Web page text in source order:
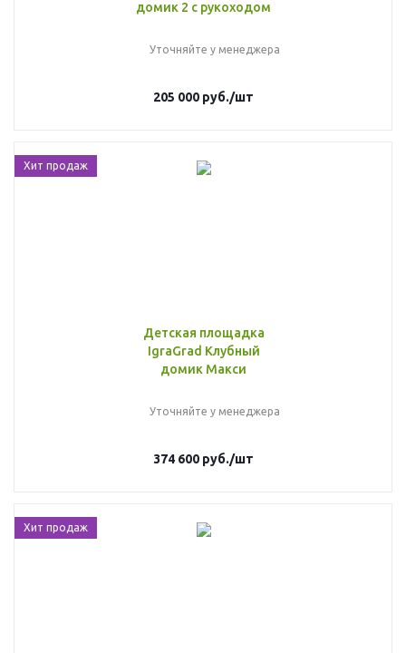
домик 2 с рукоходом
Уточняйте у менеджера
205 000 руб./шт
Хит продаж
Детская площадка
IgraGrad Клубный
домик Макси
Уточняйте у менеджера
374 600 руб./шт
Хит продаж